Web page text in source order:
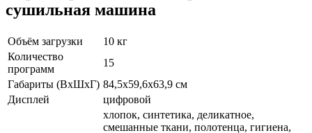
сушильная машина
Объём загрузки
10 кг
Количество
программ
15
Габариты (ВхШхГ) 84,5x59,6x63,9 см
Дисплей
цифровой
хлопок, синтетика, деликатное,
смешанные ткани, полотенца, гигиена,